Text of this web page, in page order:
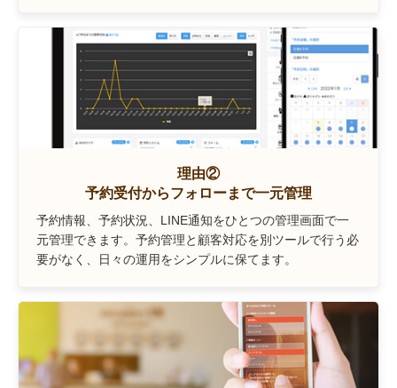
理由②
予約受付からフォローまで一元管理
予約情報、予約状況、LINE通知をひとつの管理画面で一
元管理できます。予約管理と顧客対応を別ツールで行う必
要がなく、日々の運用をシンプルに保てます。